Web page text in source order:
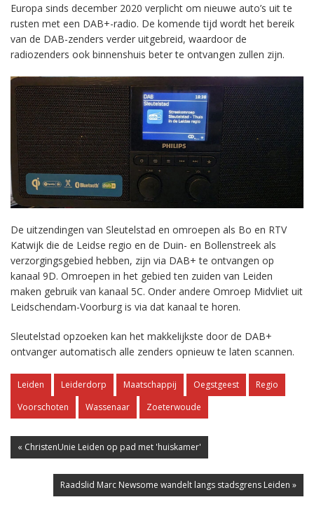
Europa sinds december 2020 verplicht om nieuwe auto’s uit te
rusten met een DAB+-radio. De komende tijd wordt het bereik
van de DAB-zenders verder uitgebreid, waardoor de
radiozenders ook binnenshuis beter te ontvangen zullen zijn.
De uitzendingen van Sleutelstad en omroepen als Bo en RTV
Katwijk die de Leidse regio en de Duin- en Bollenstreek als
verzorgingsgebied hebben, zijn via DAB+ te ontvangen op
kanaal 9D. Omroepen in het gebied ten zuiden van Leiden
maken gebruik van kanaal 5C. Onder andere Omroep Midvliet uit
Leidschendam-Voorburg is via dat kanaal te horen.
Sleutelstad opzoeken kan het makkelijkste door de DAB+
ontvanger automatisch alle zenders opnieuw te laten scannen.
Leiden Leiderdorp Maatschappij Oegstgeest
Regio
Voorschoten
Wassenaar Zoeterwoude
« ChristenUnie Leiden op pad met 'huiskamer'
Raadslid Marc Newsome wandelt langs stadsgrens Leiden »